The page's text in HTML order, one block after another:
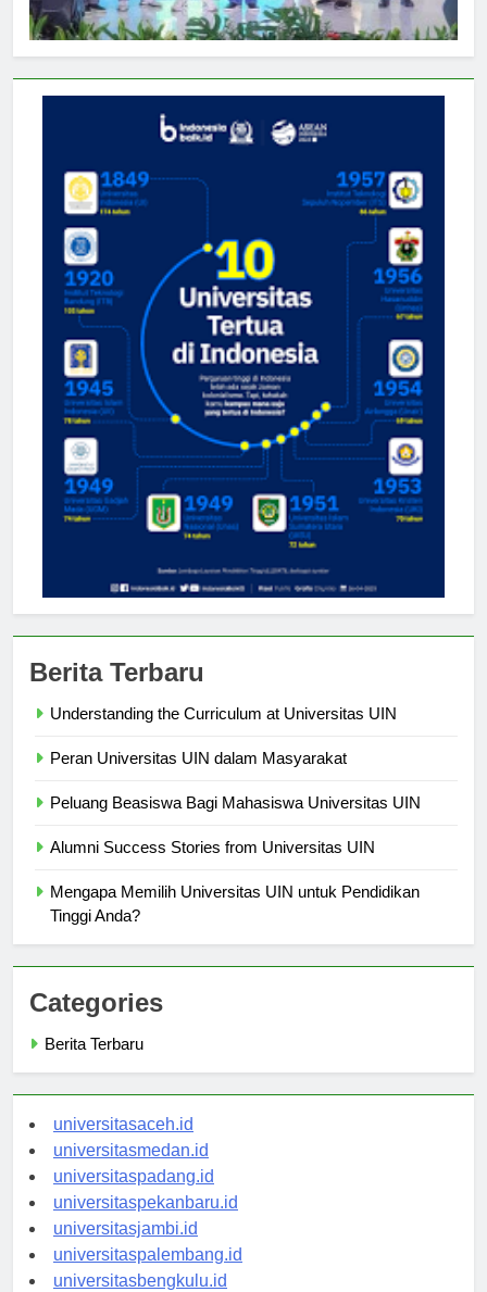
Berita Terbaru
Understanding the Curriculum at Universitas UIN
Peran Universitas UIN dalam Masyarakat
Peluang Beasiswa Bagi Mahasiswa Universitas UIN
Alumni Success Stories from Universitas UIN
Mengapa Memilih Universitas UIN untuk Pendidikan
Tinggi Anda?
Categories
Berita Terbaru
universitasaceh.id
universitasmedan.id
universitaspadang.id
universitaspekanbaru.id
universitasjambi.id
universitaspalembang.id
universitasbengkulu.id